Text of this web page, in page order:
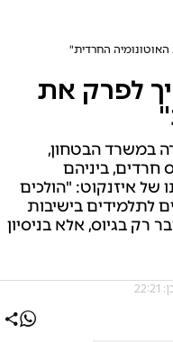
האוטונומיה החרדית"
לפרק את
במשרד הבטחון,
חרדים, ביניהם
של איזנקוט: "הולכים
לתלמידים בישיבות
רק בגיוס, אלא בניסיון